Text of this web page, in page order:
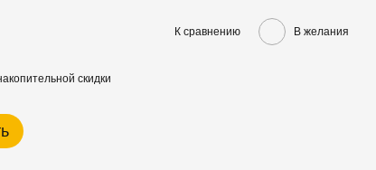
К сравнению В желания
скидки